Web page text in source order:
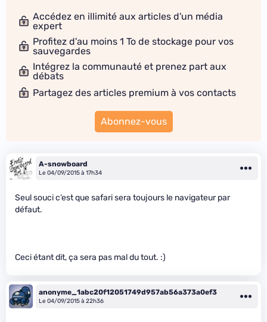
Accédez en illimité aux articles d'un média
expert
Profitez d'au moins 1 To de stockage pour vos
sauvegardes
Intégrez la communauté et prenez part aux
débats
Partagez des articles premium à vos contacts
Abonnez-vous
A-snowboard
Le 04/09/2015 à 17h34
Seul souci c’est que safari sera toujours le navigateur par
défaut.
Ceci étant dit, ça sera pas mal du tout. :)
anonyme_1abc20f12051749d957ab56a373a0ef3
Le 04/09/2015 à 22h36